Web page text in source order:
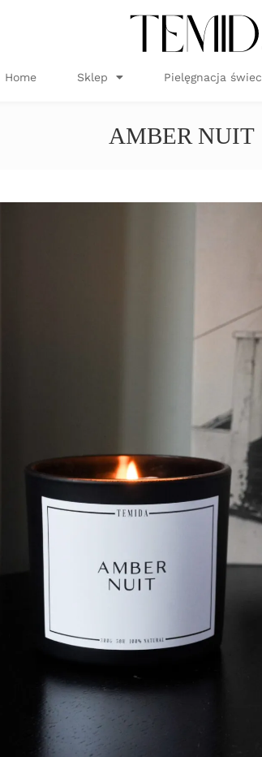
Home Sklep Pielęgnacja świec
AMBER NUIT